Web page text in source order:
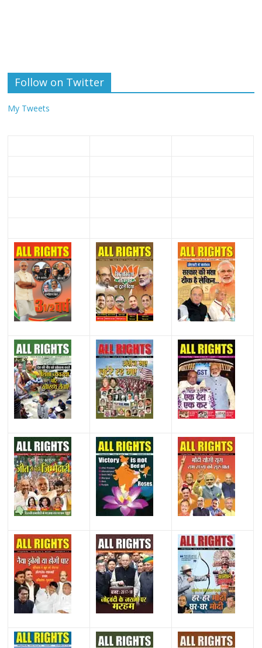
Follow on Twitter
My Tweets